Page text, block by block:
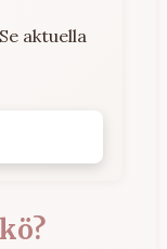
aktuella